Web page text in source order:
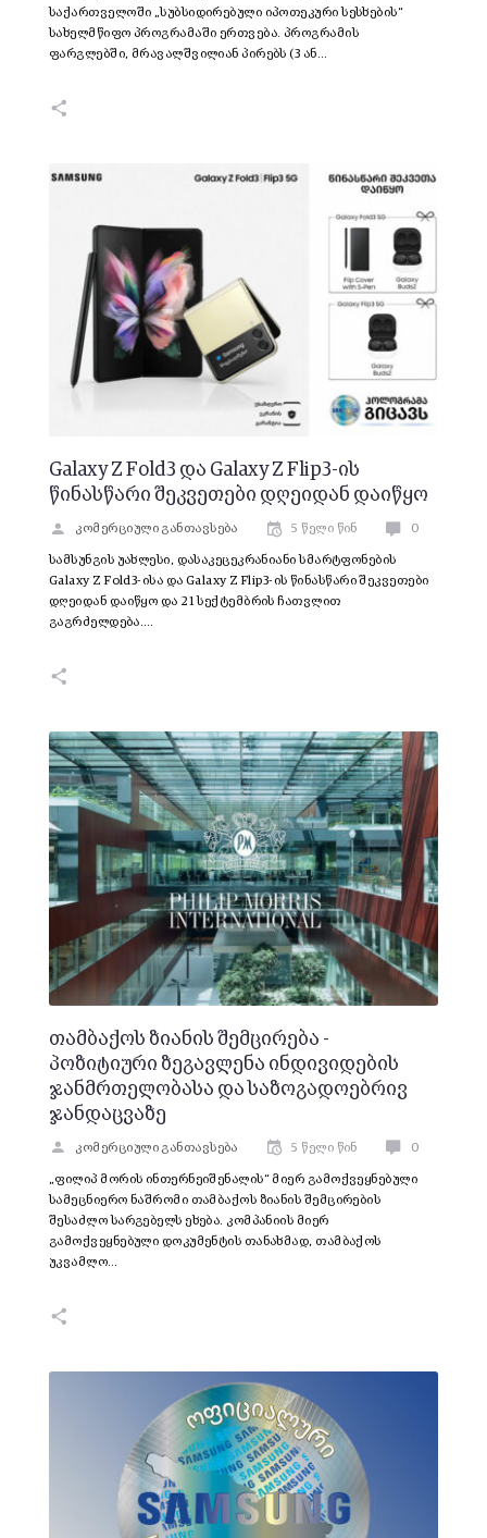
საქართველოში „სუბსიდირებული იპოთეკური სესხების“
სახელმწიფო პროგრამაში ერთვება. პროგრამის
ფარგლებში, მრავალშვილიან პირებს (3 ან…
Galaxy Z Fold3 და Galaxy Z Flip3-ის
წინასწარი შეკვეთები დღეიდან დაიწყო
კომერციული განთავსება 5 წელი წინ 0
სამსუნგის უახლესი, დასაკეცეკრანიანი სმარტფონების
Galaxy Z Fold3-ისა და Galaxy Z Flip3-ის წინასწარი შეკვეთები
დღეიდან დაიწყო და 21 სექტემბრის ჩათვლით
გაგრძელდება.…
თამბაქოს ზიანის შემცირება -
პოზიტიური ზეგავლენა ინდივიდების
ჯანმრთელობასა და საზოგადოებრივ
ჯანდაცვაზე
კომერციული განთავსება 5 წელი წინ 0
„ფილიპ მორის ინთერნეიშენალის“ მიერ გამოქვეყნებული
სამეცნიერო ნაშრომი თამბაქოს ზიანის შემცირების
შესაძლო სარგებელს ეხება. კომპანიის მიერ
გამოქვეყნებული დოკუმენტის თანახმად, თამბაქოს
უკვამლო…